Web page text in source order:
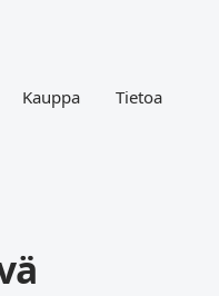
Kauppa Tietoa